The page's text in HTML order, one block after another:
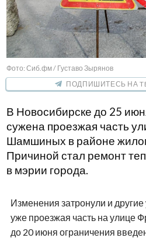
Фото: Сиб.фм / Густаво Зырянов
ПОДПИШИТЕСЬ НА
В Новосибирске до 25
сужена проезжая часть
Шамшиных в районе
Причиной стал ремонт
в мэрии города.
Изменения затронули и
уже проезжая часть на улице
до 20 июня ограничения